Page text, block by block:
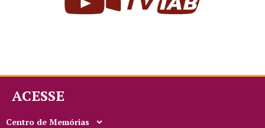
ACESSE
Centro de Memórias